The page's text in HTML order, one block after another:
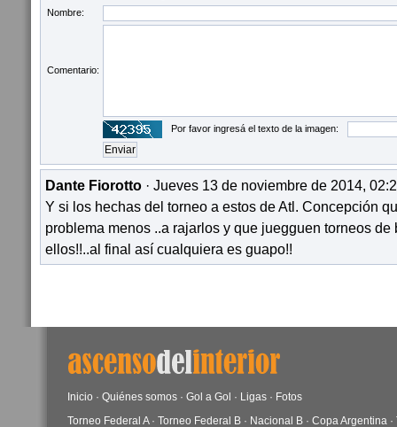
Nombre:
Comentario:
Por favor ingresá el texto de la imagen:
Dante Fiorotto · Jueves 13 de noviembre de 2014,
Y si los hechas del torneo a estos de Atl. Concepción
problema menos ..a rajarlos y que juegguen torneos de
ellos!!..al final así cualquiera es guapo!!
Inicio · Quiénes somos · Gol a Gol · Ligas · Fotos
Torneo Federal A· Torneo Federal B · Nacional B · Copa Argentina ·